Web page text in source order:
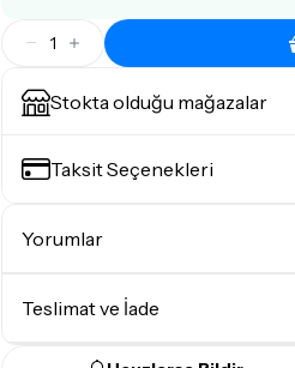
1
Stokta olduğu mağazalar
Taksit Seçenekleri
Yorumlar
Teslimat ve İade